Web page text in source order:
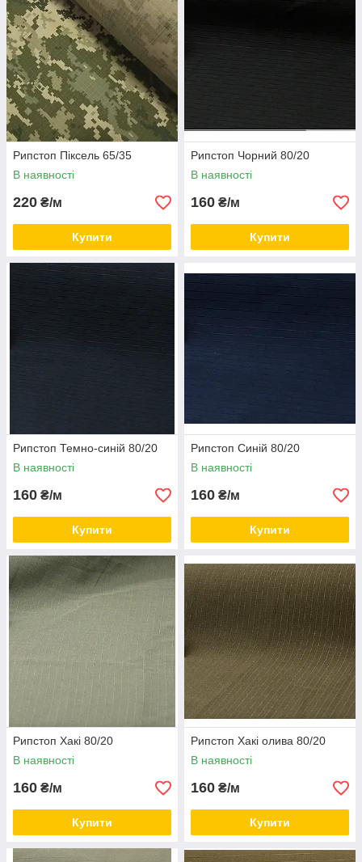
Рипстоп Піксель 65/35
В наявності
220 ₴/м
Купити
Рипстоп Чорний 80/20
В наявності
160 ₴/м
Купити
Рипстоп Темно-синій 80/20
В наявності
160 ₴/м
Купити
Рипстоп Синій 80/20
В наявності
160 ₴/м
Купити
Рипстоп Хакі 80/20
В наявності
160 ₴/м
Купити
Рипстоп Хакі олива 80/20
В наявності
160 ₴/м
Купити